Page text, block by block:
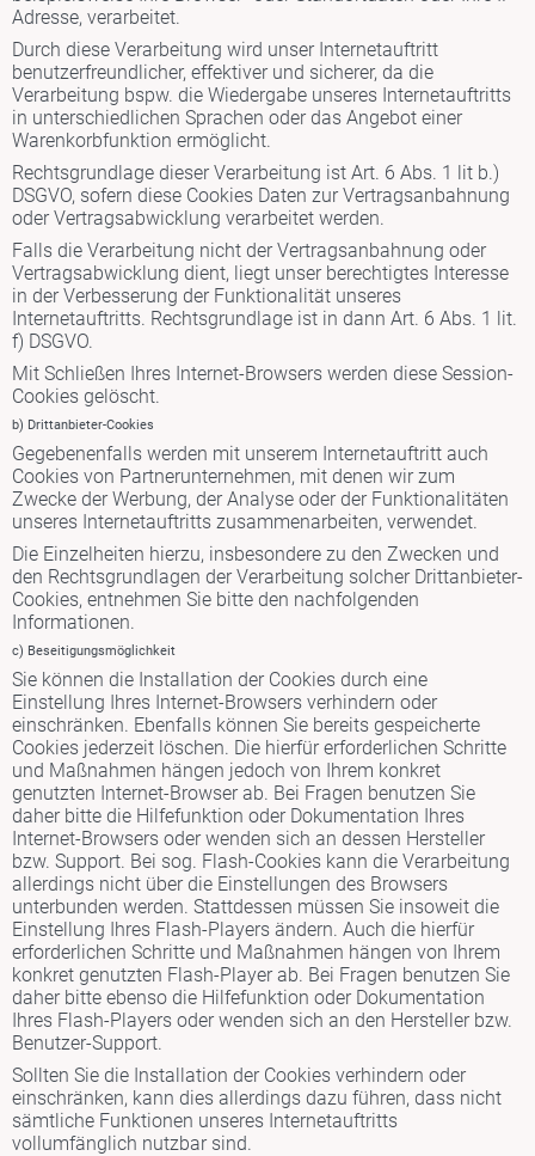
Adresse, verarbeitet.
Durch diese Verarbeitung wird unser Internetauftritt
benutzerfreundlicher, effektiver und sicherer, da die
Verarbeitung bspw. die Wiedergabe unseres Internetauftritts
in unterschiedlichen Sprachen oder das Angebot einer
Warenkorbfunktion ermöglicht.
Rechtsgrundlage dieser Verarbeitung ist Art. 6 Abs. 1 lit b.)
DSGVO, sofern diese Cookies Daten zur Vertragsanbahnung
oder Vertragsabwicklung verarbeitet werden.
Falls die Verarbeitung nicht der Vertragsanbahnung oder
Vertragsabwicklung dient, liegt unser berechtigtes Interesse
in der Verbesserung der Funktionalität unseres
Internetauftritts. Rechtsgrundlage ist in dann Art. 6 Abs. 1 lit.
f) DSGVO.
Mit Schließen Ihres Internet-Browsers werden diese Session-
Cookies gelöscht.
b) Drittanbieter-Cookies
Gegebenenfalls werden mit unserem Internetauftritt auch
Cookies von Partnerunternehmen, mit denen wir zum
Zwecke der Werbung, der Analyse oder der Funktionalitäten
unseres Internetauftritts zusammenarbeiten, verwendet.
Die Einzelheiten hierzu, insbesondere zu den Zwecken und
den Rechtsgrundlagen der Verarbeitung solcher Drittanbieter-
Cookies, entnehmen Sie bitte den nachfolgenden
Informationen.
c) Beseitigungsmöglichkeit
Sie können die Installation der Cookies durch eine
Einstellung Ihres Internet-Browsers verhindern oder
einschränken. Ebenfalls können Sie bereits gespeicherte
Cookies jederzeit löschen. Die hierfür erforderlichen Schritte
und Maßnahmen hängen jedoch von Ihrem konkret
genutzten Internet-Browser ab. Bei Fragen benutzen Sie
daher bitte die Hilfefunktion oder Dokumentation Ihres
Internet-Browsers oder wenden sich an dessen Hersteller
bzw. Support. Bei sog. Flash-Cookies kann die Verarbeitung
allerdings nicht über die Einstellungen des Browsers
unterbunden werden. Stattdessen müssen Sie insoweit die
Einstellung Ihres Flash-Players ändern. Auch die hierfür
erforderlichen Schritte und Maßnahmen hängen von Ihrem
konkret genutzten Flash-Player ab. Bei Fragen benutzen Sie
daher bitte ebenso die Hilfefunktion oder Dokumentation
Ihres Flash-Players oder wenden sich an den Hersteller bzw.
Benutzer-Support.
Sollten Sie die Installation der Cookies verhindern oder
einschränken, kann dies allerdings dazu führen, dass nicht
sämtliche Funktionen unseres Internetauftritts
vollumfänglich nutzbar sind.